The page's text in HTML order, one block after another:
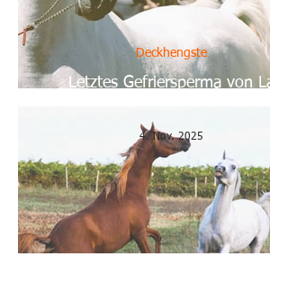
Letztes Gefriersperma von La
Deckhengste
4. Nov. 2025